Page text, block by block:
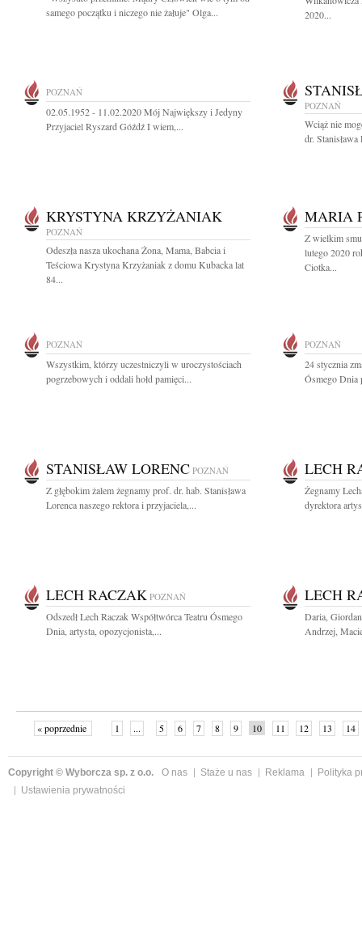
samego początku i niczego nie żałuje" Olga...
2020...
POZNAŃ
02.05.1952 - 11.02.2020 Mój Największy i Jedyny
Przyjaciel Ryszard Góźdź I wiem,...
POZNAŃ
Wciąż nie
dr.
KRYSTYNA KRZYŻANIAK
POZNAŃ
Odeszła nasza ukochana Żona, Mama, Babcia i
Teściowa Krystyna Krzyżaniak z domu Kubacka lat
84...
MARIA
Z wielkim
lutego 2020
Ciotka...
POZNAŃ
Wszystkim, którzy uczestniczyli w uroczystościach
pogrzebowych i oddali hołd pamięci...
POZNAŃ
24 stycznia
Ósmego Dnia
STANISŁAW LORENC POZNAŃ
Z głębokim żalem żegnamy prof. dr. hab. Stanisława
Lorenca naszego rektora i przyjaciela,...
LECH
Żegnamy
dyrektora
LECH RACZAK POZNAŃ
Odszedł Lech Raczak Współtwórca Teatru Ósmego
Dnia, artysta, opozycjonista,...
LECH
Daria,
Andrzej,
« poprzednie 1 ... 5 6 7 8 9 10 11 12 13 14
Copyright © Wyborcza sp. z o.o. O nas Staże u nas Reklama
Polityka
Ustawienia prywatności